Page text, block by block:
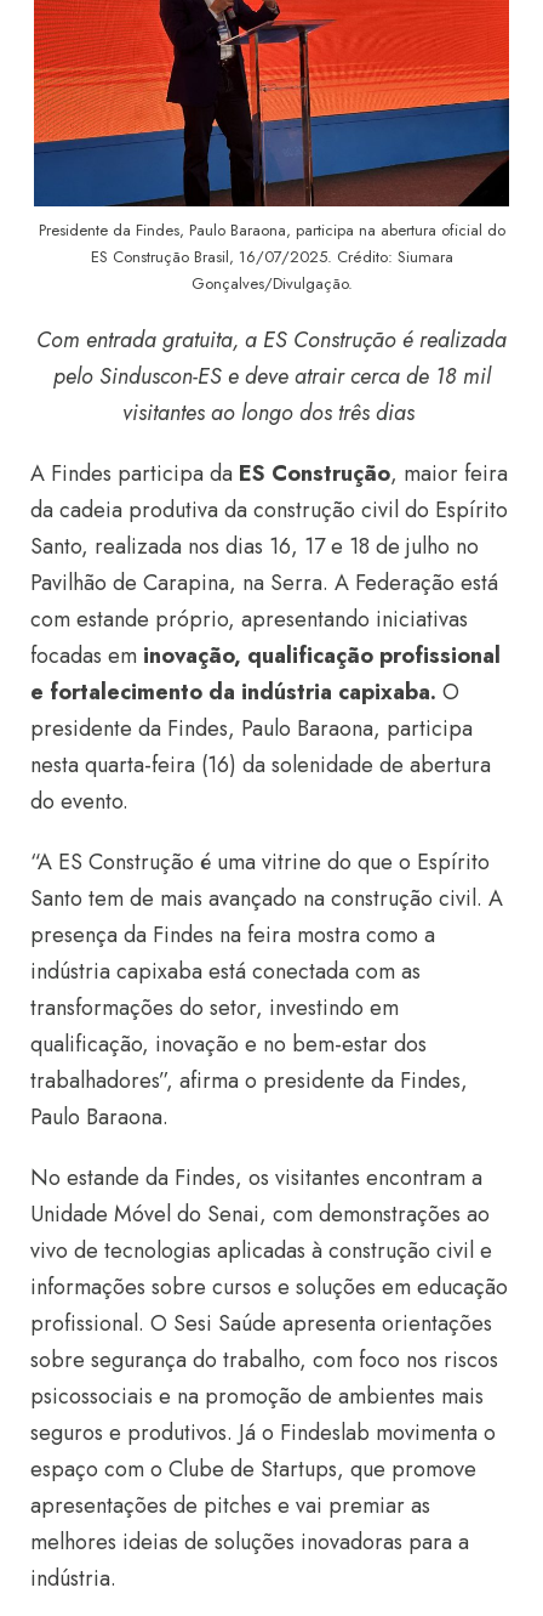
Presidente da Findes, Paulo Baraona, participa na abertura oficial do
ES Construção Brasil, 16/07/2025. Crédito: Siumara
Gonçalves/Divulgação.
Com entrada gratuita, a ES Construção é realizada
pelo Sinduscon-ES e deve atrair cerca de 18 mil
visitantes ao longo dos três dias
A Findes participa da ES Construção, maior feira
da cadeia produtiva da construção civil do Espírito
Santo, realizada nos dias 16, 17 e 18 de julho no
Pavilhão de Carapina, na Serra. A Federação está
com estande próprio, apresentando iniciativas
focadas em inovação, qualificação profissional
e fortalecimento da indústria capixaba. O
presidente da Findes, Paulo Baraona, participa
nesta quarta-feira (16) da solenidade de abertura
do evento.
“A ES Construção é uma vitrine do que o Espírito
Santo tem de mais avançado na construção civil. A
presença da Findes na feira mostra como a
indústria capixaba está conectada com as
transformações do setor, investindo em
qualificação, inovação e no bem-estar dos
trabalhadores”, afirma o presidente da Findes,
Paulo Baraona.
No estande da Findes, os visitantes encontram a
Unidade Móvel do Senai, com demonstrações ao
vivo de tecnologias aplicadas à construção civil e
informações sobre cursos e soluções em educação
profissional. O Sesi Saúde apresenta orientações
sobre segurança do trabalho, com foco nos riscos
psicossociais e na promoção de ambientes mais
seguros e produtivos. Já o Findeslab movimenta o
espaço com o Clube de Startups, que promove
apresentações de pitches e vai premiar as
melhores ideias de soluções inovadoras para a
indústria.